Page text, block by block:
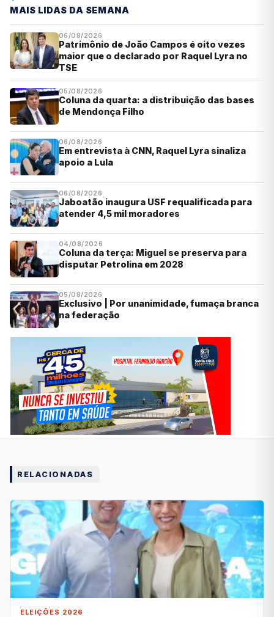
MAIS LIDAS DA SEMANA
06/08/2026
Patrimônio de João Campos é oito vezes
maior que o declarado por Raquel Lyra no
TSE
05/08/2026
Coluna da quarta: a distribuição das bases
de Mendonça Filho
06/08/2026
Em entrevista à CNN, Raquel Lyra sinaliza
apoio a Lula
06/08/2026
Jaboatão inaugura USF requalificada para
atender 4,5 mil moradores
04/08/2026
Coluna da terça: Miguel se preserva para
disputar Petrolina em 2028
05/08/2026
Exclusivo | Por unanimidade, fumaça branca
na federação
RELACIONADAS
ELEIÇÕES 2026